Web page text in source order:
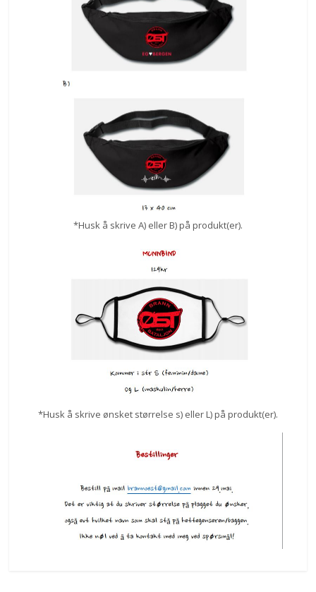
*Husk å skrive A) eller B) på produkt(er).
*Husk å skrive ønsket størrelse s) eller L) på produkt(er).